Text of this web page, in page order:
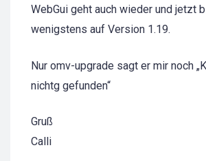
WebGui geht auch wieder und jetzt
wenigstens auf Version 1.19.
Nur omv-upgrade sagt er mir noch
nichtg gefunden“
Gruß
Calli